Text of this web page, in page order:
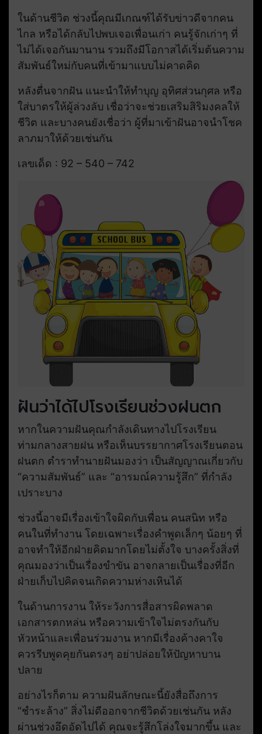
ในด้านชีวิต ช่วงนี้คุณมีเกณฑ์ได้รับข่าวดีจากคน
ไกล หรือได้กลับไปพบเจอเพื่อนเก่า คนรู้จักเก่าๆ ที่
ไม่ได้เจอกันมานาน รวมถึงมีโอกาสได้เริ่มต้นความ
สัมพันธ์ใหม่กับคนที่เข้ามาแบบไม่คาดคิด
หลังตื่นจากฝัน แนะนำให้ทำบุญ อุทิศส่วนกุศล หรือ
ใส่บาตรให้ผู้ล่วงลับ เชื่อว่าจะช่วยเสริมสิริมงคลให้
ชีวิต และบางคนยังเชื่อว่า ผู้ที่มาเข้าฝันอาจนำโชค
ลาภมาให้ด้วยเช่นกัน
เลขเด็ด : 92 – 540 – 742
ฝันว่าได้ไปโรงเรียนช่วงฝนตก
หากในความฝันคุณกำลังเดินทางไปโรงเรียน
ท่ามกลางสายฝน หรือเห็นบรรยากาศโรงเรียนตอน
ฝนตก ตำราทำนายฝันมองว่า เป็นสัญญาณเกี่ยวกับ
“ความสัมพันธ์” และ “อารมณ์ความรู้สึก” ที่กำลัง
เปราะบาง
ช่วงนี้อาจมีเรื่องเข้าใจผิดกับเพื่อน คนสนิท หรือ
คนในที่ทำงาน โดยเฉพาะเรื่องคำพูดเล็กๆ น้อยๆ ที่
อาจทำให้อีกฝ่ายคิดมากโดยไม่ตั้งใจ บางครั้งสิ่งที่
คุณมองว่าเป็นเรื่องขำขัน อาจกลายเป็นเรื่องที่อีก
ฝ่ายเก็บไปคิดจนเกิดความห่างเหินได้
ในด้านการงาน ให้ระวังการสื่อสารผิดพลาด
เอกสารตกหล่น หรือความเข้าใจไม่ตรงกันกับ
หัวหน้าและเพื่อนร่วมงาน หากมีเรื่องค้างคาใจ
ควรรีบพูดคุยกันตรงๆ อย่าปล่อยให้ปัญหาบาน
ปลาย
อย่างไรก็ตาม ความฝันลักษณะนี้ยังสื่อถึงการ
“ชำระล้าง” สิ่งไม่ดีออกจากชีวิตด้วยเช่นกัน หลัง
ผ่านช่วงอึดอัดไปได้ คุณจะรู้สึกโล่งใจมากขึ้น และ